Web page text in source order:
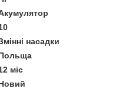
насадки
міс